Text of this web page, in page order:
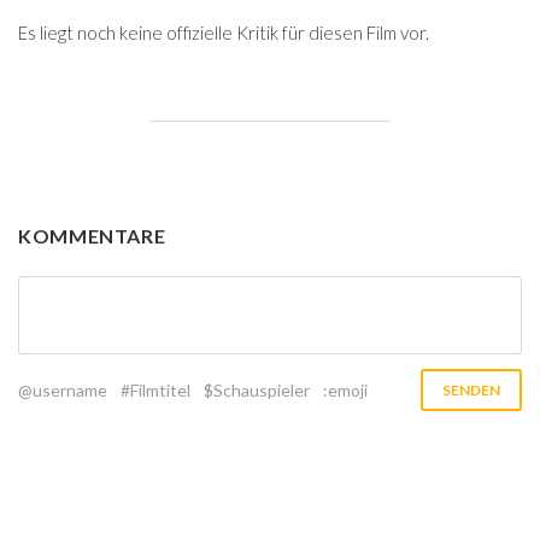
Es liegt noch keine offizielle Kritik für diesen Film vor.
KOMMENTARE
@username #Filmtitel $Schauspieler :emoji